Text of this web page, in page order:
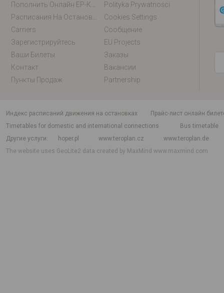
Polityka Prywatności
Cookies Settings
Carriers
Сообщение
Зарегистрируйтесь
EU Projects
Ваши Билеты
Заказы
Контакт
Вакансии
Пункты Продаж
Partnership
индекс расписаний движения на остановках
Прайс-лист онлайн
Timetables for domestic and international connections
Bus timetable
Другие услуги
hoper.pl www.teroplan.cz
www.teroplan.de
The website uses GeoLite2 data created by MaxMindwww.maxmind.com